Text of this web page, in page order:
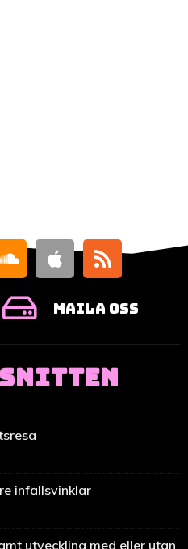
Maila oss
infallsvinklar
utveckling med eller utan